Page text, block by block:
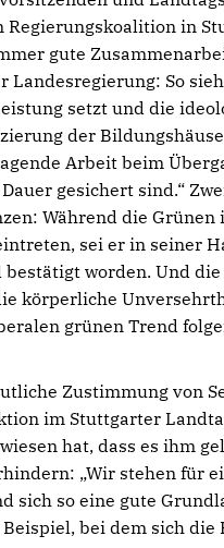
in
gute
Landesregierung: So
setzt und die
der
Arbeit beim
gesichert sind.“
Während die
sei er in seiner
worden. Und
körperliche
grünen Trend
Zustimmung von
im Stuttgarter
hat, dass es ihm
„Wir stehen für
sich so eine gute
bei dem sich